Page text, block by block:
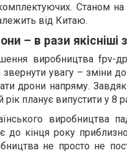
Станом
від Китаю.
– в рази якісніші
виробництва fpv-
звернути увагу – зміни
дрони напряму.
рік планує випустити у 8
виробництва
до кінця року
не просто не